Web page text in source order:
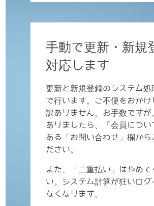
手動で更新・新規
対応します
更新と新規登録のシステム処
で行います。ご不便をおかけ
訳ありません。お手数ですが
ありましたら、「会員につい
ある「お問い合わせ」欄から
ださい。
また、「二重払い」はやめて
い。システム計算が狂いログ
なくなります。